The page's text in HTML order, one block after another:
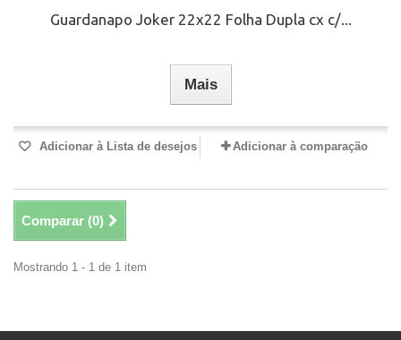
Guardanapo Joker 22x22 Folha Dupla cx c/...
Mais
Adicionar à Lista de desejos Adicionar à comparação
Comparar (0)
Mostrando 1 - 1 de 1 item